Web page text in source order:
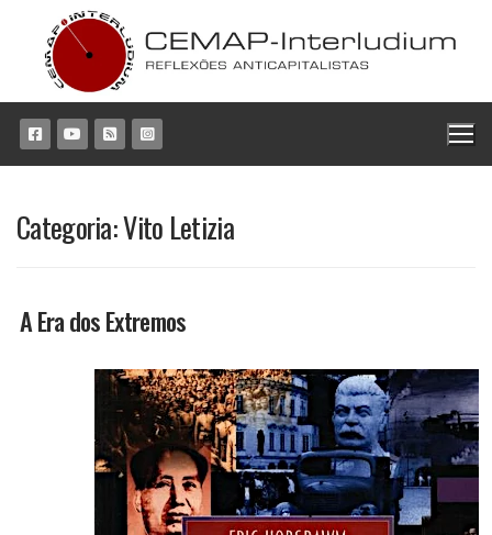
conteúdo
Categoria:Vito Letizia
A Era dos Extremos